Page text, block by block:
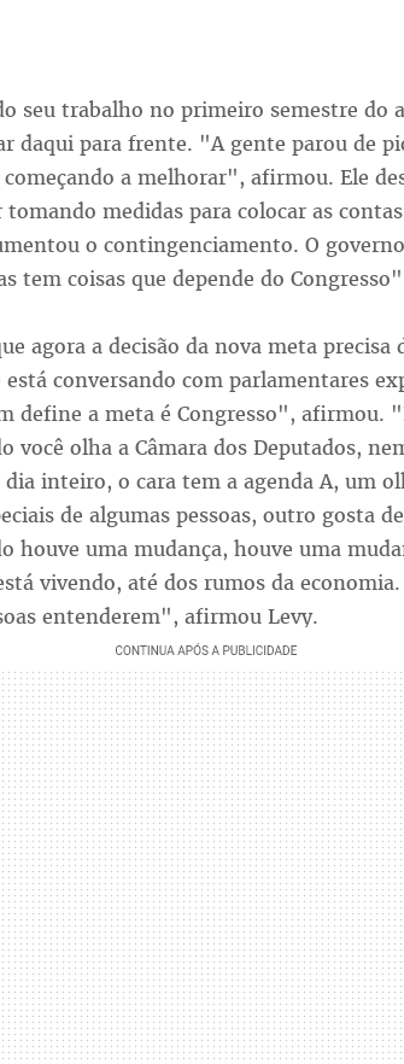
seu trabalho no primeiro semestre do
daqui para frente. "A gente parou de
a melhorar", afirmou. Ele
medidas para colocar as
o contingenciamento. O
tem coisas que depende do
agora a decisão da nova meta precisa
está conversando com parlamentares
define a meta é Congresso", afirmou.
você olha a Câmara dos Deputados,
inteiro, o cara tem a agenda A, um
de algumas pessoas, outro gosta
houve uma mudança, houve uma
vivendo, até dos rumos da
entenderem", afirmou Levy.